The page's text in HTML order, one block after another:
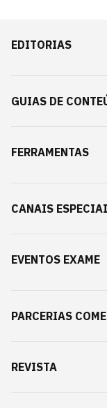
EDITORIAS
GUIAS DE
FERRAMENTAS
CANAIS
EVENTOS EXAME
PARCERIAS
REVISTA